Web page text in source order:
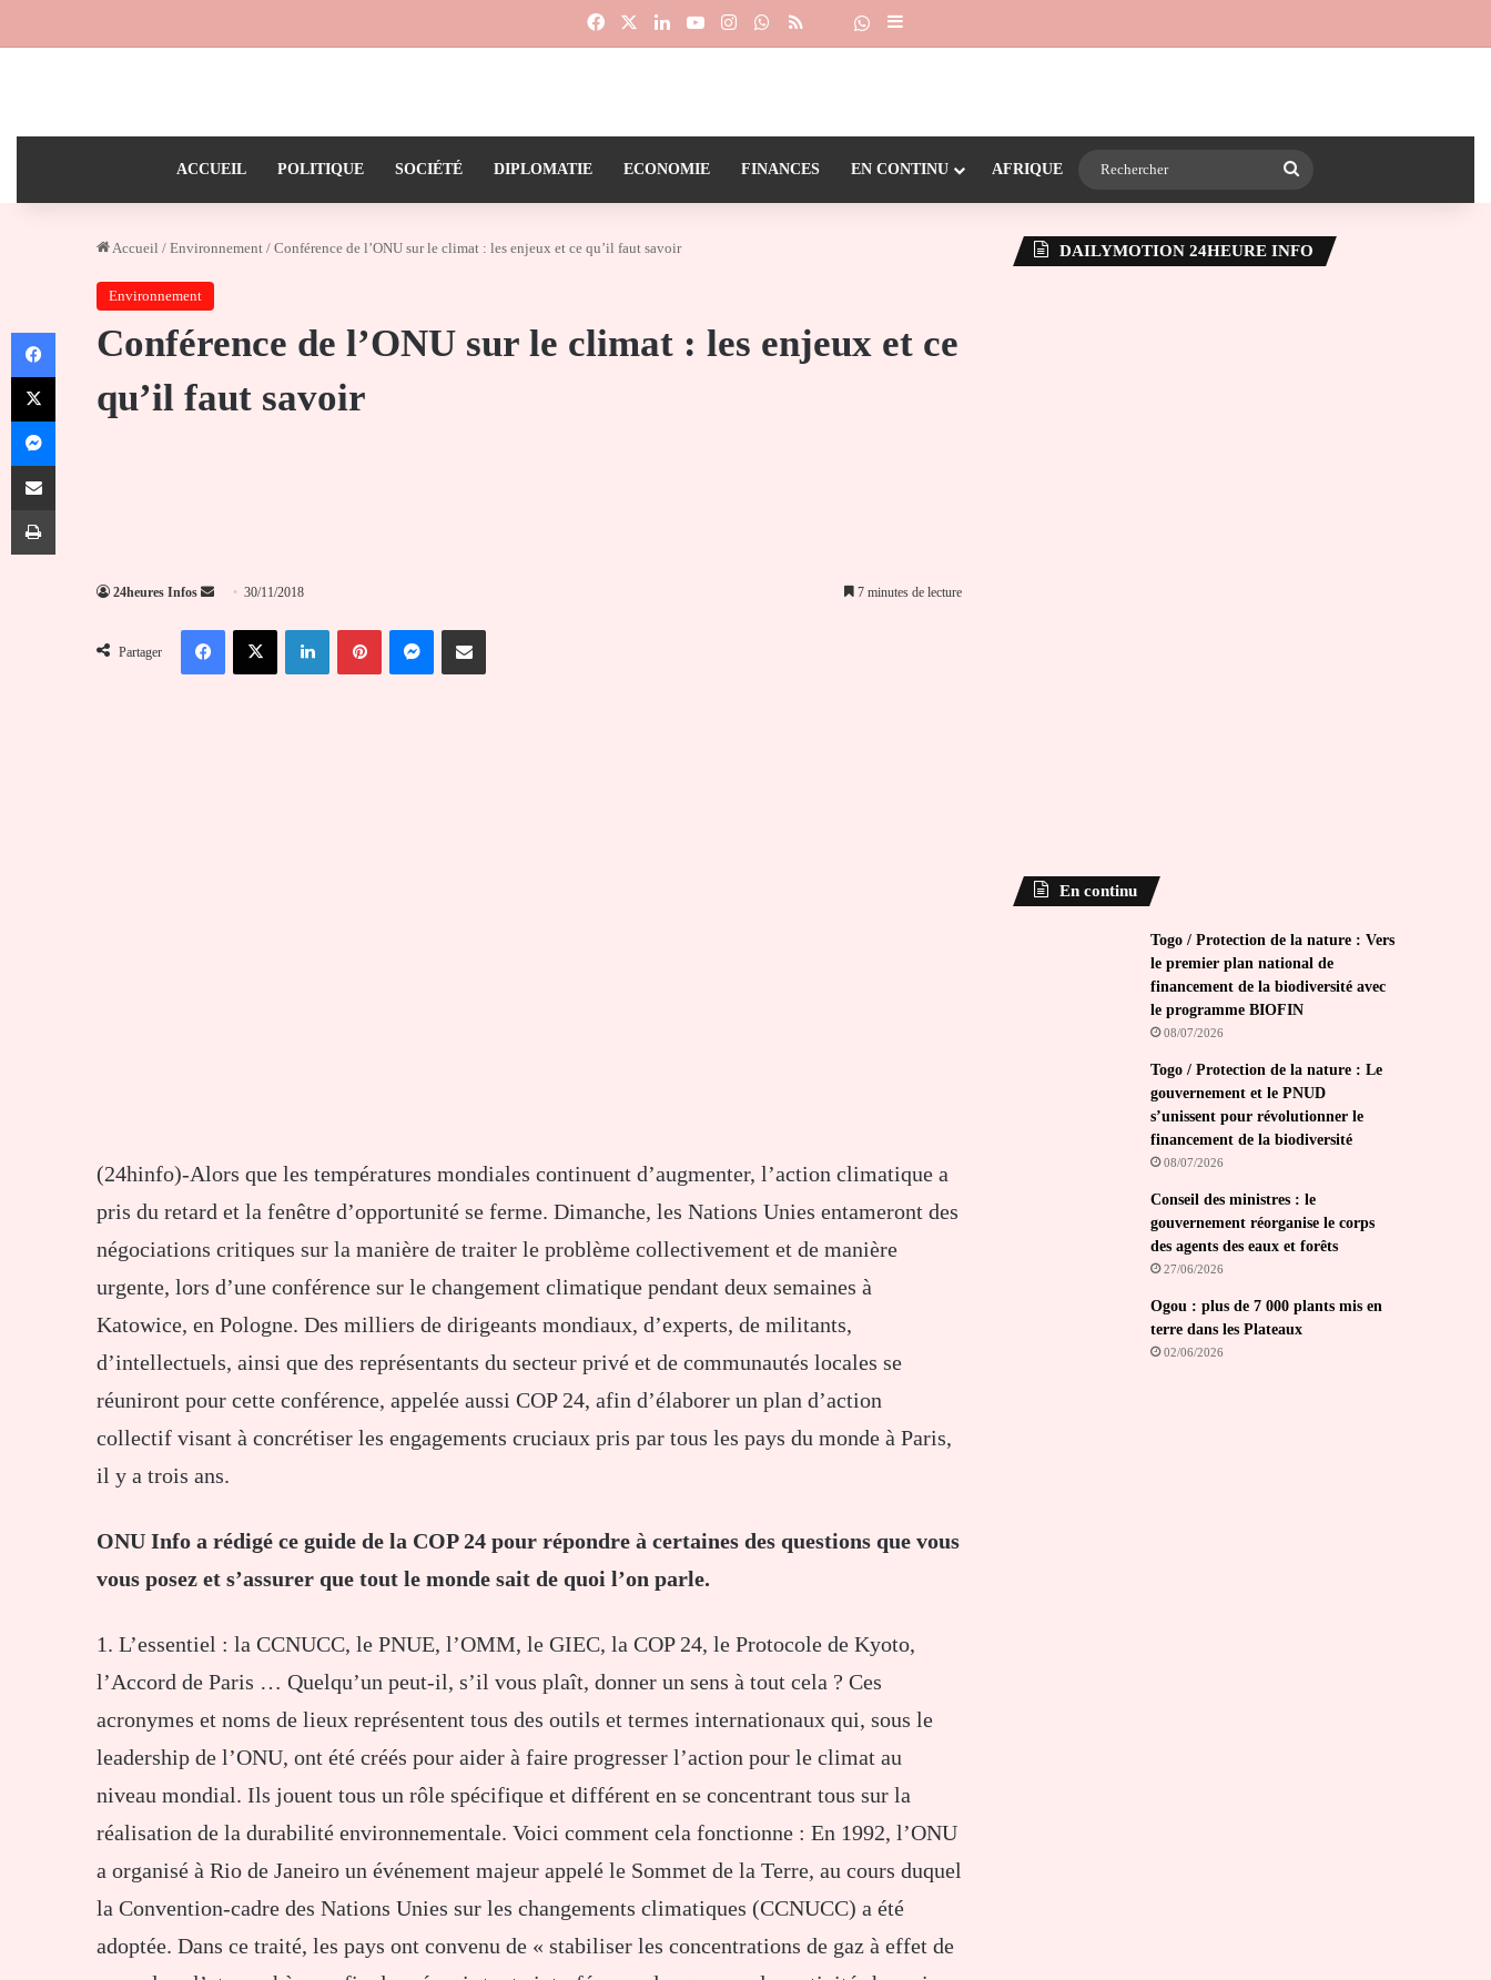
FacebookLinkedinYouTubeInstagramWhatsApp
RSS Dailymotion
Suivre la chaîne 24heureinfo sur WhatsApp
Sidebar (barre latérale)
ACCUEIL POLITIQUE SOCIÉTÉ DIPLOMATIE ECONOMIE FINANCES EN CONTINU AFRIQUE
Accueil / Environnement / Conférence de l’ONU sur le climat : les enjeux et ce qu’il faut savoir
Environnement
Conférence de l’ONU sur le climat : les enjeux et ce
qu’il faut savoir
24heures Infos
Envoyer
courriel
30/11/2018 7 minutes de lecture
Partager
FacebookX LinkedinPinterestMessengerPartager par email
(24hinfo)-Alors que les températures mondiales continuent d’augmenter, l’action climatique a
pris du retard et la fenêtre d’opportunité se ferme. Dimanche, les Nations Unies entameront des
négociations critiques sur la manière de traiter le problème collectivement et de manière
urgente, lors d’une conférence sur le changement climatique pendant deux semaines à
Katowice, en Pologne. Des milliers de dirigeants mondiaux, d’experts, de militants,
d’intellectuels, ainsi que des représentants du secteur privé et de communautés locales se
réuniront pour cette conférence, appelée aussi COP 24, afin d’élaborer un plan d’action
collectif visant à concrétiser les engagements cruciaux pris par tous les pays du monde à Paris,
il y a trois ans.
ONU Info a rédigé ce guide de la COP 24 pour répondre à certaines des questions que vous
vous posez et s’assurer que tout le monde sait de quoi l’on parle.
1. L’essentiel : la CCNUCC, le PNUE, l’OMM, le GIEC, la COP 24, le Protocole de Kyoto,
l’Accord de Paris … Quelqu’un peut-il, s’il vous plaît, donner un sens à tout cela ? Ces
acronymes et noms de lieux représentent tous des outils et termes internationaux qui, sous le
leadership de l’ONU, ont été créés pour aider à faire progresser l’action pour le climat au
niveau mondial. Ils jouent tous un rôle spécifique et différent en se concentrant tous sur la
réalisation de la durabilité environnementale. Voici comment cela fonctionne : En 1992, l’ONU
a organisé à Rio de Janeiro un événement majeur appelé le Sommet de la Terre, au cours duquel
la Convention-cadre des Nations Unies sur les changements climatiques (CCNUCC) a été
adoptée. Dans ce traité, les pays ont convenu de « stabiliser les concentrations de gaz à effet de
DAILYMOTION 24HEURE INFO
En continu
Togo / Protection de la nature : Vers
le premier plan national de
financement de la biodiversité avec
le programme BIOFIN
08/07/2026
Togo / Protection de la nature : Le
gouvernement et le PNUD
s’unissent pour révolutionner le
financement de la biodiversité
08/07/2026
Conseil des ministres : le
gouvernement réorganise le corps
des agents des eaux et forêts
27/06/2026
Ogou : plus de 7 000 plants mis en
terre dans les Plateaux
02/06/2026
Facebook
X
Messenger
Partager par email